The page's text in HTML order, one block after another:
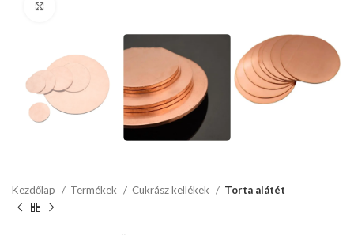
Kezdőlap Termékek Cukrász kellékek Torta alátét